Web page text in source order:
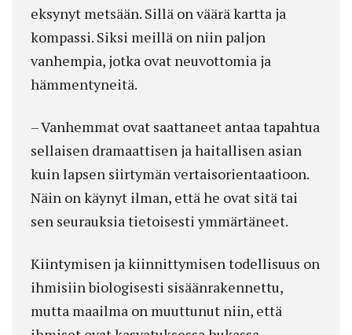
eksynyt metsään. Sillä on väärä kartta ja
kompassi. Siksi meillä on niin paljon
vanhempia, jotka ovat neuvottomia ja
hämmentyneitä.
– Vanhemmat ovat saattaneet antaa tapahtua
sellaisen dramaattisen ja haitallisen asian
kuin lapsen siirtymän vertaisorientaatioon.
Näin on käynyt ilman, että he ovat sitä tai
sen seurauksia tietoisesti ymmärtäneet.
Kiintymisen ja kiinnittymisen todellisuus on
ihmisiin biologisesti sisäänrakennettu,
mutta maailma on muuttunut niin, että